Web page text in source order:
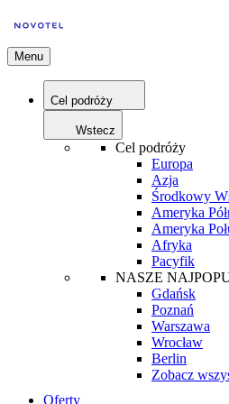
Menu
Cel podróży
Wstecz
Cel podróży
Europa
Azja
Środkowy
Ameryka
Ameryka
Afryka
Pacyfik
NASZE
Gdańsk
Poznań
Warszawa
Wrocław
Berlin
Zobacz
Oferty